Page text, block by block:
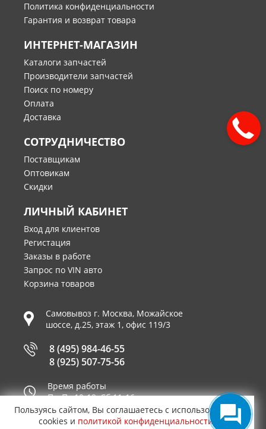
Политика конфиденциальности
Гарантия и возврат товара
ИНТЕРНЕТ-МАГАЗИН
Каталоги запчастей
Производители запчастей
Поиск по номеру
Оплата
Доставка
СОТРУДНИЧЕСТВО
Поставщикам
Оптовикам
Скидки
ЛИЧНЫЙ КАБИНЕТ
Вход для клиентов
Регистация
Заказы в работе
Запрос по VIN авто
Корзина товаров
Самовывоз г. Москва, Можайское
шоссе, д.25, этаж 1, офис 119/3
8 (495) 984-46-55
8 (925) 507-75-56
Время работы
Пн-Пт 10-19, Сб 11-16
Принимаем к оплате
Пользуясь сайтом, Вы соглашаетесь с использованием
cookies и политикой конфиденциальности